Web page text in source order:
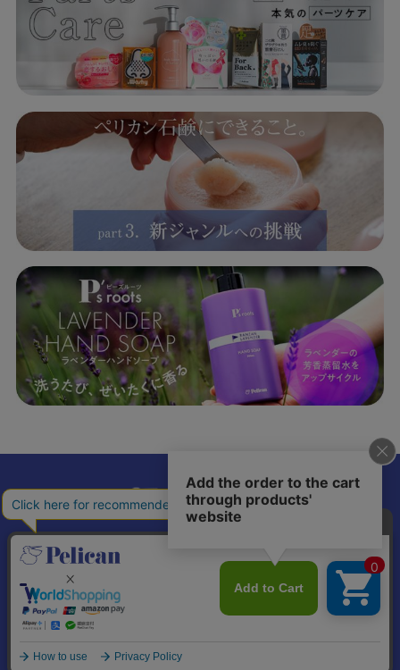
個人情報の取り扱いについて 特定商取引法に基づく表記
© Pelican Soap Co., Ltd. All Rights Reserved.